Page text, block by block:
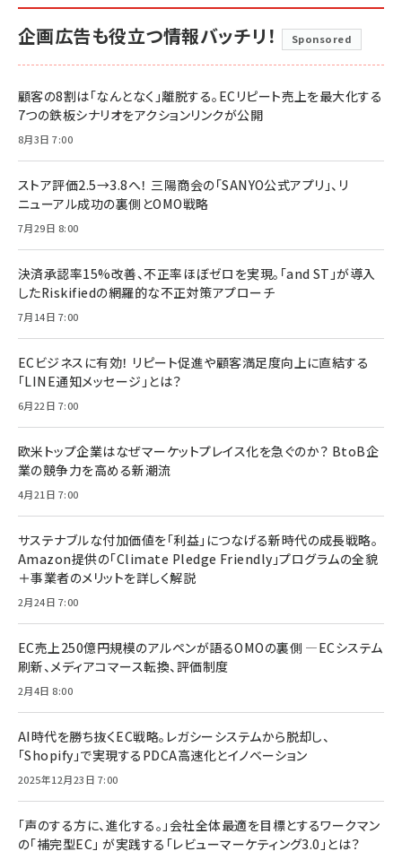
企画広告も役立つ情報バッチリ！ Sponsored
顧客の8割は「なんとなく」離脱する。ECリピート売上を最大化する
7つの鉄板シナリオをアクションリンクが公開
8月3日 7:00
ストア評価2.5→3.8へ！ 三陽商会の「SANYO公式アプリ」、リ
ニューアル成功の裏側とOMO戦略
7月29日 8:00
決済承認率15%改善、不正率ほぼゼロを実現。「and ST」が導入
したRiskifiedの網羅的な不正対策アプローチ
7月14日 7:00
ECビジネスに有効！ リピート促進や顧客満足度向上に直結する
「LINE通知メッセージ」とは？
6月22日 7:00
欧米トップ企業はなぜマーケットプレイス化を急ぐのか？ BtoB企
業の競争力を高める新潮流
4月21日 7:00
サステナブルな付加価値を「利益」につなげる新時代の成長戦略。
Amazon提供の「Climate Pledge Friendly」プログラムの全貌
＋事業者のメリットを詳しく解説
2月24日 7:00
EC売上250億円規模のアルペンが語るOMOの裏側 ―ECシステム
刷新、メディアコマース転換、評価制度
2月4日 8:00
AI時代を勝ち抜くEC戦略。レガシーシステムから脱却し、
「Shopify」で実現するPDCA高速化とイノベーション
2025年12月23日 7:00
「声のする方に、進化する。」会社全体最適を目標とするワークマン
の「補完型EC」 が実践する「レビューマーケティング3.0」とは？